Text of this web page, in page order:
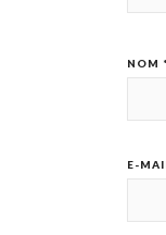
NOM *
E-